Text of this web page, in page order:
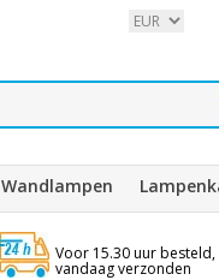
Wandlampen
Voor 15.30 uur besteld,
vandaag verzonden